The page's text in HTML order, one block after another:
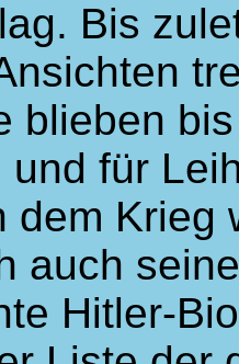
Bis
blieben
und für
dem Krieg
auch
Hitler-